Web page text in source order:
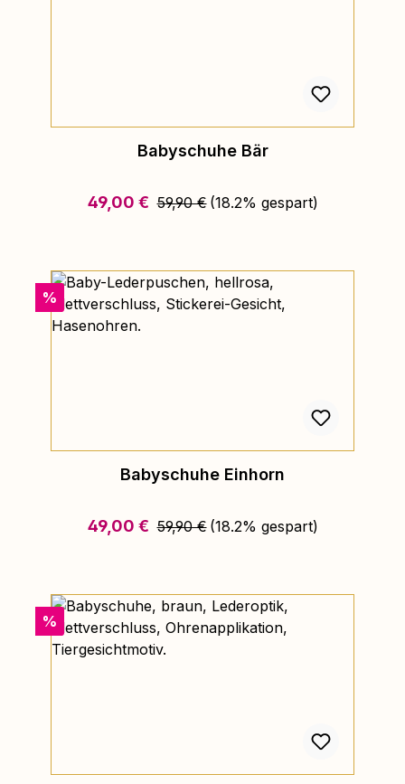
Babyschuhe Bär
Verkaufspreis:
49,00 € Regulärer Preis:
59,90 € (18.2% gespart)
Rabatt
%
Babyschuhe Einhorn
Verkaufspreis:
49,00 € Regulärer Preis:
59,90 € (18.2% gespart)
Rabatt
%